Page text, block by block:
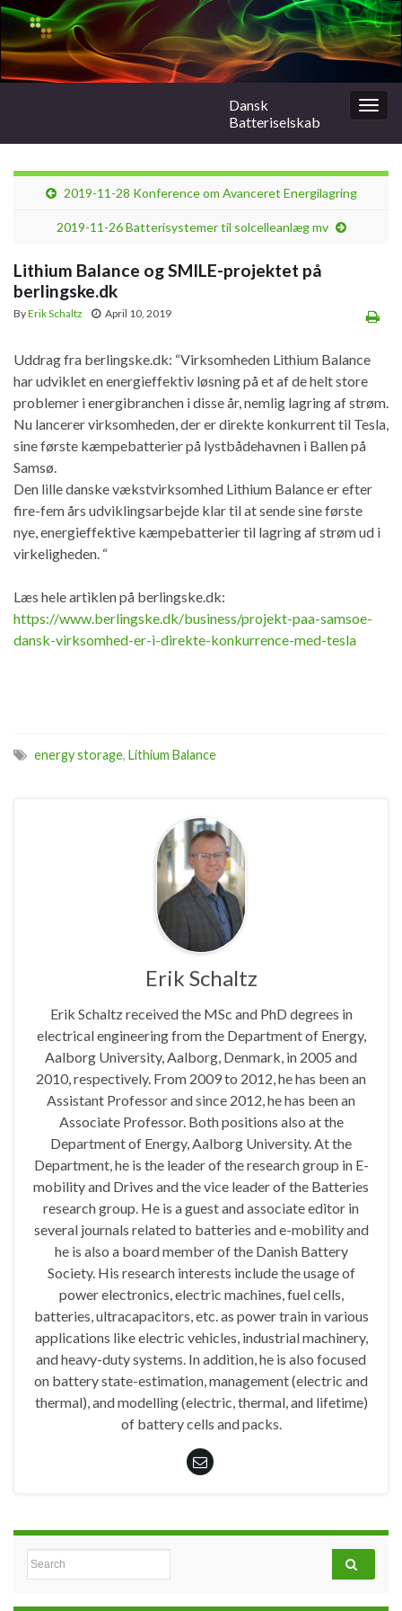
Dansk
Batteriselskab
2019-11-28 Konference om Avanceret Energilagring
2019-11-26 Batterisystemer til solcelleanlæg mv
Lithium Balance og SMILE-projektet på
berlingske.dk
ByErik Schaltz April 10, 2019
Uddrag fra berlingske.dk: “Virksomheden Lithium Balance
har udviklet en energieffektiv løsning på et af de helt store
problemer i energibranchen i disse år, nemlig lagring af strøm.
Nu lancerer virksomheden, der er direkte konkurrent til Tesla,
sine første kæmpebatterier på lystbådehavnen i Ballen på
Samsø.
Den lille danske vækstvirksomhed Lithium Balance er efter
fire-fem års udviklingsarbejde klar til at sende sine første
nye, energieffektive kæmpebatterier til lagring af strøm ud i
virkeligheden. “
Læs hele artiklen på berlingske.dk:
https://www.berlingske.dk/business/projekt-paa-samsoe-
dansk-virksomhed-er-i-direkte-konkurrence-med-tesla
energy storage, Lithium Balance
Erik Schaltz
Erik Schaltz received the MSc and PhD degrees in
electrical engineering from the Department of Energy,
Aalborg University, Aalborg, Denmark, in 2005 and
2010, respectively. From 2009 to 2012, he has been an
Assistant Professor and since 2012, he has been an
Associate Professor. Both positions also at the
Department of Energy, Aalborg University. At the
Department, he is the leader of the research group in E-
mobility and Drives and the vice leader of the Batteries
research group. He is a guest and associate editor in
several journals related to batteries and e-mobility and
he is also a board member of the Danish Battery
Society. His research interests include the usage of
power electronics, electric machines, fuel cells,
batteries, ultracapacitors, etc. as power train in various
applications like electric vehicles, industrial machinery,
and heavy-duty systems. In addition, he is also focused
on battery state-estimation, management (electric and
thermal), and modelling (electric, thermal, and lifetime)
of battery cells and packs.
Search for: